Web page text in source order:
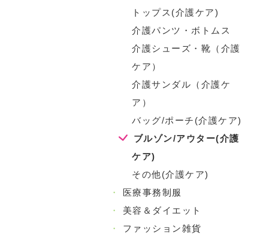
トップス(介護ケア)
介護パンツ・ボトムス
介護シューズ・靴（介護
ケア）
介護サンダル（介護ケ
ア）
バッグ/ポーチ(介護ケア)
ブルゾン/アウター(介護
ケア)
その他(介護ケア)
・
医療事務制服
・
美容＆ダイエット
・
ファッション雑貨